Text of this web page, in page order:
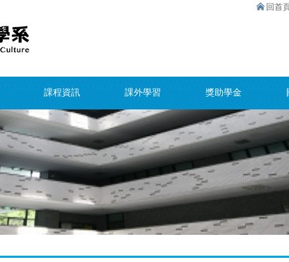
回首
課程資訊 課外學習 獎助學金